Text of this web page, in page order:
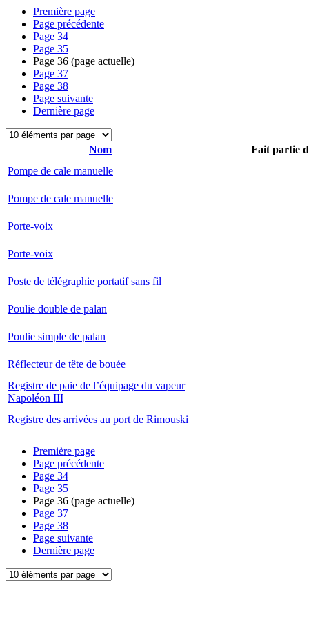
Première page
Page précédente
Page 34
Page 35
Page 36 (page actuelle)
Page 37
Page 38
Page suivante
Dernière page
Nom
Fait partie
Pompe de cale manuelle
Pompe de cale manuelle
Porte-voix
Porte-voix
Poste de télégraphie portatif sans fil
Poulie double de palan
Poulie simple de palan
Réflecteur de tête de bouée
Registre de paie de l’équipage du vapeur
Napoléon III
Registre des arrivées au port de Rimouski
Première page
Page précédente
Page 34
Page 35
Page 36 (page actuelle)
Page 37
Page 38
Page suivante
Dernière page